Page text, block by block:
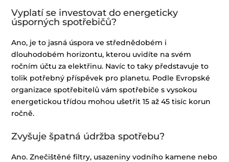
Vyplatí se investovat do energeticky
úsporných spotřebičů?
Ano, je to jasná úspora ve střednědobém i
dlouhodobém horizontu, kterou uvidíte na svém
ročním účtu za elektřinu. Navíc to taky představuje to
tolik potřebný příspěvek pro planetu. Podle Evropské
organizace spotřebitelů vám spotřebiče s vysokou
energetickou třídou mohou ušetřit 15 až 45 tisíc korun
ročně.
Zvyšuje špatná údržba spotřebu?
Ano. Znečištěné filtry, usazeniny vodního kamene nebo